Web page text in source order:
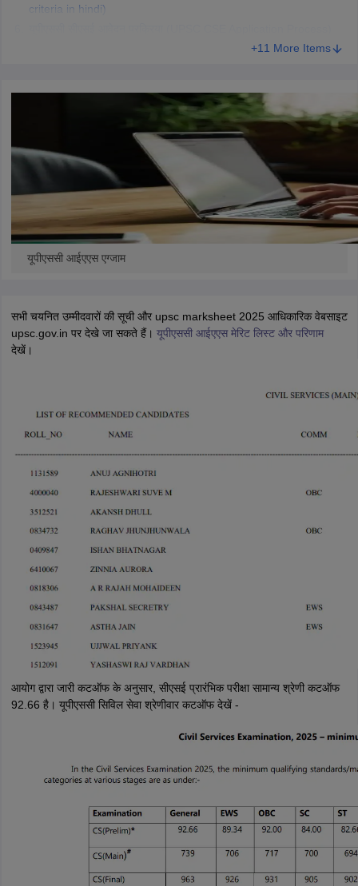
criteria in hindi)
+11 More Items
यूपीएससी आईएएस एग्जाम
सभी चयनित उम्मीदवारों की सूची और upsc marksheet 2025 आधिकारिक वेबसाइट
upsc.gov.in पर देखे जा सकते हैं। यूपीएससी आईएएस मेरिट लिस्ट और परिणाम
देखें।
आयोग द्वारा जारी कटऑफ के अनुसार, सीएसई प्रारंभिक परीक्षा सामान्य श्रेणी कटऑफ
92.66 है। यूपीएससी सिविल सेवा श्रेणीवार कटऑफ देखें -